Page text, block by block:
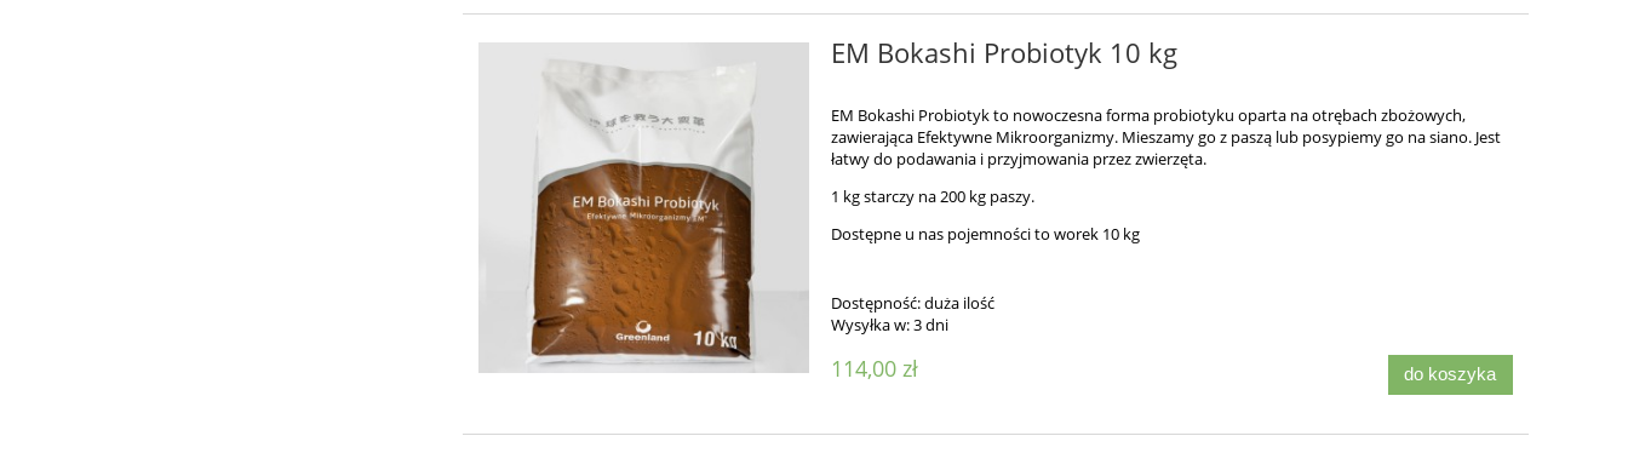
EM Bokashi Probiotyk 10 kg
EM Bokashi Probiotyk to nowoczesna forma probiotyku oparta na otrębach zbożowych,
zawierająca Efektywne Mikroorganizmy. Mieszamy go z paszą lub posypiemy go na siano. Jest
łatwy do podawania i przyjmowania przez zwierzęta.
1 kg starczy na 200 kg paszy.
Dostępne u nas pojemności to worek 10 kg
Dostępność:duża ilość
Wysyłka w:3 dni
114,00 zł do koszyka